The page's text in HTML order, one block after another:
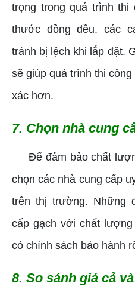
trọng trong quá trình thi
thước đồng đều, các
tránh bị lệch khi lắp đặt.
sẽ giúp quá trình thi
xác hơn.
7. Chọn nhà cung
Để đảm bảo chất
chọn các nhà cung cấp
trên thị trường. Những
cấp gạch với chất
có chính sách bảo hành
8. So sánh giá cả